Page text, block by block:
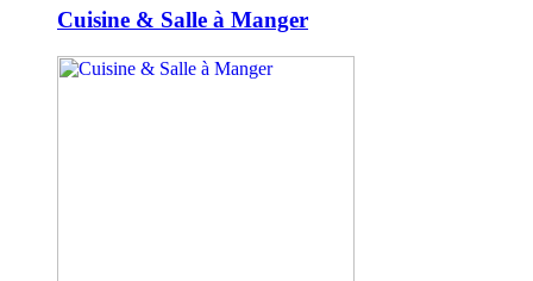
Cuisine & Salle à Manger